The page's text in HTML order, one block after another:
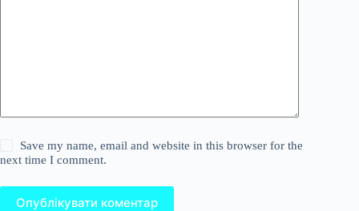
Save my name, email and website in this browser for the
next time I comment.
Опублікувати коментар